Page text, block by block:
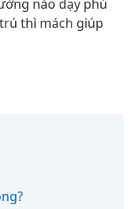
nào dạy phù
thì mách giúp